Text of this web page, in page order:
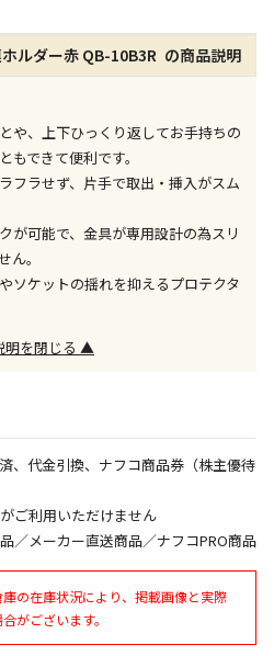
取ができる商品です（宅配便での
）
けする商品です
購入はできません。お手数です
分けてお買い求めください
換は選択できません。
せん。
る商品です（店舗受取は選択でき
営業日に基づき出荷手続きを行う
間をいただく場合がございます。
年末年始などの長期休業期間中
額・施工日はお打ち合わせの上、
ルダー赤 QB-10B3R の商品説明
や、上下ひっくり返してお手持ちの
もできて便利です。
フラせず、片手で取出・挿入がスム
が可能で、金具が専用設計の為スリ
。
ソケットの揺れを抑えるプロテクタ
明を閉じる ▲
、代金引換、ナフコ商品券（株主優待
ご利用いただけません
／メーカー直送商品／ナフコPRO商品
の在庫状況により、掲載画像と実際
がございます。